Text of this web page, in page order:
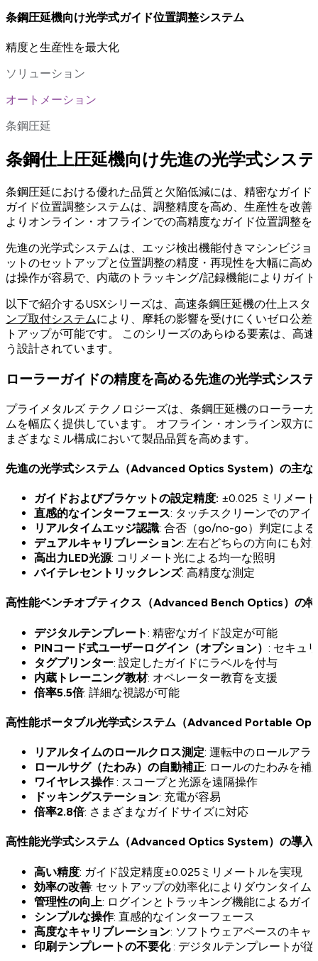
条鋼圧延機向け光学式ガイド位置調整システム
精度と生産性を最大化
ソリューション
オートメーション
条鋼圧延
条鋼仕上圧延機向け先進の光学式シス
条鋼圧延における優れた品質と欠陥低減には、精密なガイ
ガイド位置調整システムは、調整精度を高め、生産性を改
よりオンライン・オフラインでの高精度なガイド位置調整
先進の光学式システムは、エッジ検出機能付きマシンビジ
ットのセットアップと位置調整の精度・再現性を大幅に高
は操作が容易で、内蔵のトラッキング/記録機能によりガイ
以下で紹介するUSXシリーズは、高速条鋼圧延機の仕上スタ
ンプ取付システムにより、摩耗の影響を受けにくいゼロ公
トアップが可能です。 このシリーズのあらゆる要素は、高
う設計されています。
ローラーガイドの精度を高める先進の光学式シス
プライメタルズ テクノロジーズは、条鋼圧延機のローラー
ムを幅広く提供しています。 オフライン・オンライン双方
まざまなミル構成において製品品質を高めます。
先進の光学式システム（Advanced Optics System）の主な
ガイドおよびブラケットの設定精度: ±0.025 ミリメー
直感的なインターフェース: タッチスクリーンでのアイ
リアルタイムエッジ認識: 合否（go/no-go）判定によ
デュアルキャリブレーション: 左右どちらの方向にも対
高出力LED光源: コリメート光による均一な照明
バイテレセントリックレンズ: 高精度な測定
高性能ベンチオプティクス（Advanced Bench Optics）の
デジタルテンプレート: 精密なガイド設定が可能
PINコード式ユーザーログイン（オプション） : セキュ
タグプリンター: 設定したガイドにラベルを付与
内蔵トレーニング教材: オペレーター教育を支援
倍率5.5倍: 詳細な視認が可能
高性能ポータブル光学式システム（Advanced Portable
リアルタイムのロールクロス測定: 運転中のロールアラ
ロールサグ（たわみ）の自動補正: ロールのたわみを補
ワイヤレス操作: スコープと光源を遠隔操作
ドッキングステーション: 充電が容易
倍率2.8倍: さまざまなガイドサイズに対応
高性能光学式システム（Advanced Optics System）の導入
高い精度: ガイド設定精度±0.025ミリメートルを実現
効率の改善: セットアップの効率化によりダウンタイム
管理性の向上: ログインとトラッキング機能によるガイ
シンプルな操作: 直感的なインターフェース
高度なキャリブレーション: ソフトウェアベースのキャ
印刷テンプレートの不要化: デジタルテンプレートが